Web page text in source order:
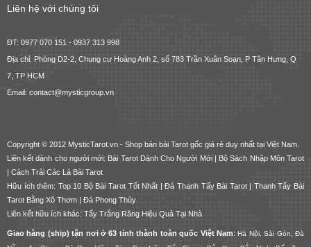
Liên hệ với chúng tôi
ĐT: 0977 070 151 - 0937 313 998
Địa chỉ: Phòng D2-2, Chung cư Hoàng Anh 2, số 783 Trần Xuân Soạn, P Tân Hưng, Q
7, TP HCM
Email: contact@mysticgroup.vn
Copyright © 2012 MysticTarot.vn - Shop bán bài Tarot gốc giá rẻ duy nhất tại Việt Nam.
Liên kết dành cho người mới: Bài Tarot Dành Cho Người Mới|
Bộ Sách Nhập Môn Tarot
Cách Trải Các Lá Bài Tarot
Hữu ích thêm: Top 10 Bộ Bài Tarot Tốt Nhất |Đá Thanh Tẩy Bài Tarot| Thanh Tẩy Bài
Tarot Bằng Xô Thơm
Đá Phong Thủy
Liên kết hữu ích khác: Tẩy Trắng Răng Hiệu Quả Tại Nhà
Giao hàng (ship) tận nơi ở 63 tỉnh thành toàn quốc Việt Nam:Hà Nội, Sài Gòn, Đà